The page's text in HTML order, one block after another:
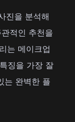
진을 분석해
적인 추천을
는 메이크업
징을 가장 잘
는 완벽한 플